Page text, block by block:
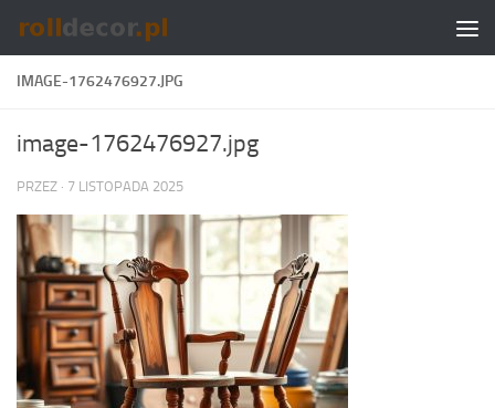
Skip to content
IMAGE-1762476927.JPG
image-1762476927.jpg
PRZEZ · 7 LISTOPADA 2025